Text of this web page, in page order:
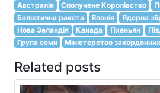
Австралія
Сполучене Королівство
Балістична ракета
Японія Ядерна
Нова Зеландія
Канада Пхеньян
Група семи
Міністерство
Related posts